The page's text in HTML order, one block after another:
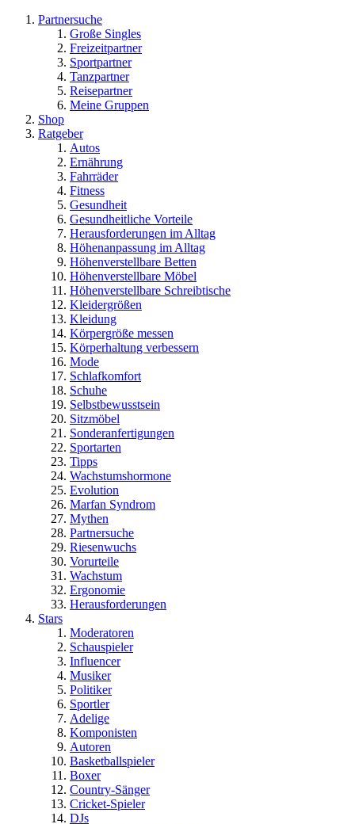
Partnersuche
Große Singles
Freizeitpartner
Sportpartner
Tanzpartner
Reisepartner
Meine Gruppen
Shop
Ratgeber
Autos
Ernährung
Fahrräder
Fitness
Gesundheit
Gesundheitliche Vorteile
Herausforderungen im Alltag
Höhenanpassung im Alltag
Höhenverstellbare Betten
Höhenverstellbare Möbel
Höhenverstellbare Schreibtische
Kleidergrößen
Kleidung
Körpergröße messen
Körperhaltung verbessern
Mode
Schlafkomfort
Schuhe
Selbstbewusstsein
Sitzmöbel
Sonderanfertigungen
Sportarten
Tipps
Wachstumshormone
Evolution
Marfan Syndrom
Mythen
Partnersuche
Riesenwuchs
Vorurteile
Wachstum
Ergonomie
Herausforderungen
Stars
Moderatoren
Schauspieler
Influencer
Musiker
Politiker
Sportler
Adelige
Komponisten
Autoren
Basketballspieler
Boxer
Country-Sänger
Cricket-Spieler
DJs